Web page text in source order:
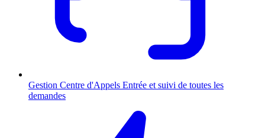
Gestion Centre d'Appels Entrée et suivi de toutes les
demandes